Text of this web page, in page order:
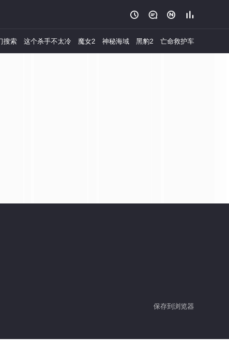
   
搜索 这个杀手不太冷 魔女2 神秘海域 黑豹2 亡命救护车
保存到浏览器